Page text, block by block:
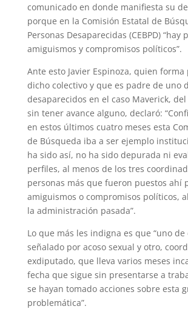
comunicado en donde manifiesta su
porque en la Comisión Estatal de
Personas Desaparecidas (CEBPD) “hay
amiguismos y compromisos políticos”.
Ante esto Javier Espinoza, quien forma
dicho colectivo y que es padre de uno
desaparecidos en el caso Maverick,
sin tener avance alguno, declaró:
en estos últimos cuatro meses esta
de Búsqueda iba a ser ejemplo
ha sido así, no ha sido depurada ni
perfiles, al menos de los tres
personas más que fueron puestos ahí
amiguismos o compromisos políticos,
la administración pasada”.
Lo que más les indigna es que “uno de
señalado por acoso sexual y otro,
exdiputado, que lleva varios meses
fecha que sigue sin presentarse a
se hayan tomado acciones sobre esta
problemática”.